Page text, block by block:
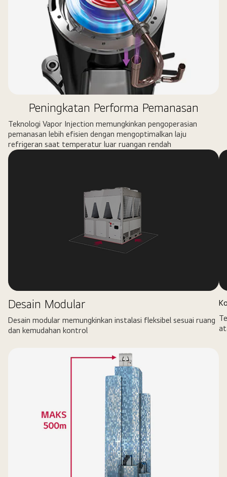
Peningkatan Performa Pemanasan
Teknologi Vapor Injection memungkinkan pengoperasian
pemanasan lebih efisien dengan mengoptimalkan laju
refrigeran saat temperatur luar ruangan rendah
Desain Modular
Desain modular memungkinkan instalasi fleksibel sesuai ruang
dan kemudahan kontrol